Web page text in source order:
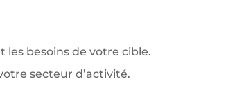
les besoins de votre cible.
secteur d’activité.